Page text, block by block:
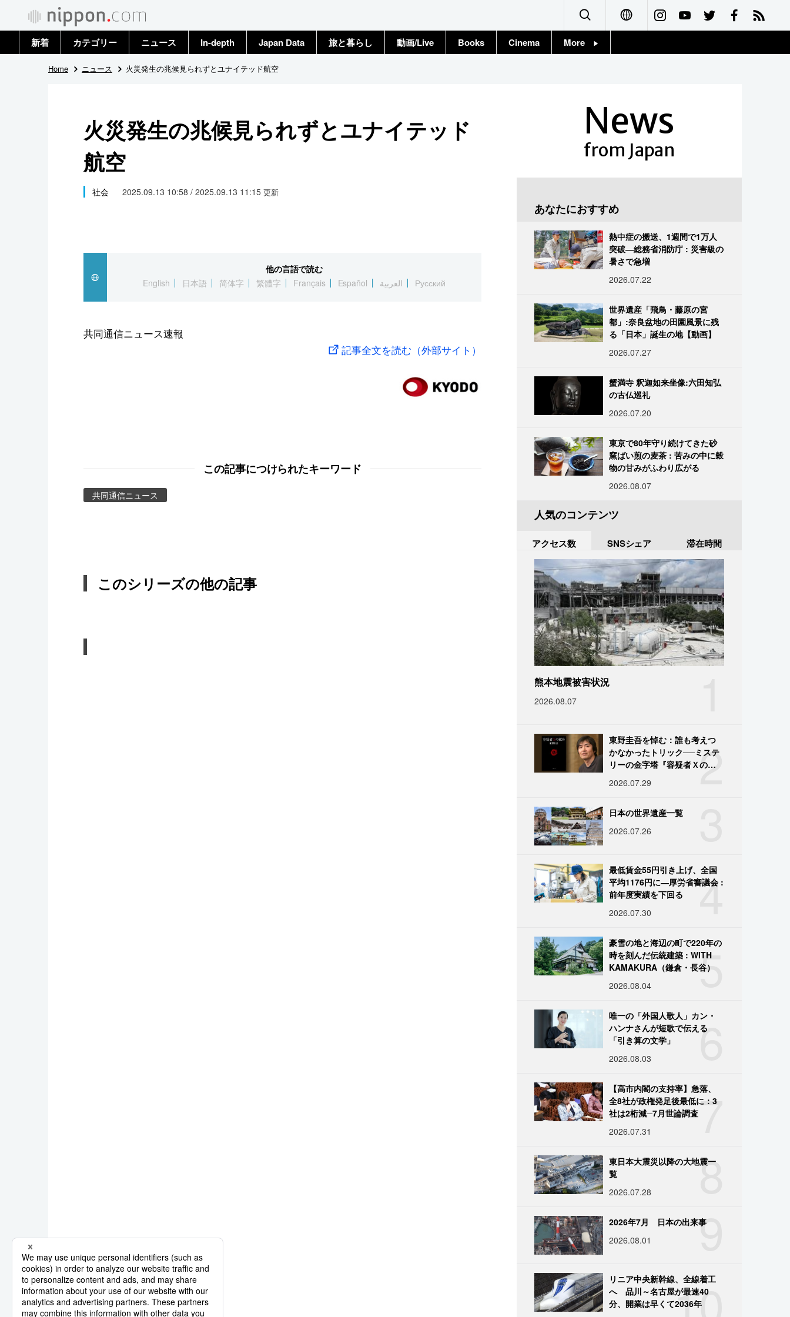
Français
新着 カテゴリー
政治・外交
国際
社会
文化
スポーツ・東京2020
ニュース
トップ
In-depth Japan Data 旅と暮らし 動画/Live Books Cinema More
Home ニュース 火災発生の兆候見られずとユナイテッド航空
火災発生の兆候見られずとユナイテッド
航空
社会 2025.09.13 10:58 / 2025.09.13 11:15 更新
他の言語で読む
English
日本語 简体字 繁體字 Français Español العربية Русский
共同通信ニュース速報
記事全文を読む（外部サイト）
この記事につけられたキーワード
共同通信ニュース
このシリーズの他の記事
News
from Japan
あなたにおすすめ
熱中症の搬送、1週間で1万人
突破―総務省消防庁 : 災害級の
暑さで急増
2026.07.22
世界遺産「飛鳥・藤原の宮
都」:奈良盆地の田園風景に残
る「日本」誕生の地【動画】
2026.07.27
蟹満寺 釈迦如来坐像:六田知弘
の古仏巡礼
2026.07.20
東京で80年守り続けてきた砂
窯ばい煎の麦茶 : 苦みの中に穀
物の甘みがふわり広がる
2026.08.07
人気のコンテンツ
アクセス数 SNSシェア 滞在時間
熊本地震被害状況
2026.08.07
2
東野圭吾を悼む：誰も考えつ
かなかったトリック──ミステ
リーの金字塔『容疑者Ｘの献
2026.07.29
日本の世界遺産一覧
2026.07.26
4
最低賃金55円引き上げ、全国
平均1176円に―厚労省審議会 :
前年度実績を下回る
2026.07.30
5
豪雪の地と海辺の町で220年の
時を刻んだ伝統建築 : WITH
KAMAKURA（鎌倉・長谷）
2026.08.04
6
唯一の「外国人歌人」カン・
ハンナさんが短歌で伝える
「引き算の文学」
2026.08.03
7
【高市内閣の支持率】急落、
全8社が政権発足後最低に：3
社は2桁減─7月世論調査
2026.07.31
8
東日本大震災以降の大地震一
覧
2026.07.28
9
2026年7月 日本の出来事
2026.08.01
10
リニア中央新幹線、全線着工
へ 品川～名古屋が最速40
分、開業は早くて2036年